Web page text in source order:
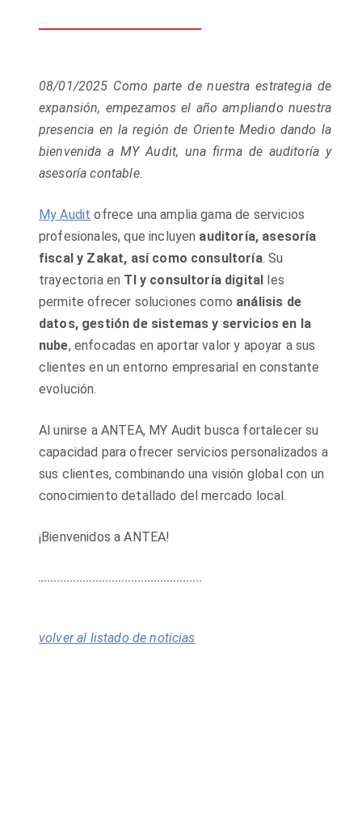
08/01/2025 Como parte de nuestra estrategia de
expansión, empezamos el año ampliando nuestra
presencia en la región de Oriente Medio dando la
bienvenida a MY Audit, una firma de auditoría y
asesoría contable.
My Audit ofrece una amplia gama de servicios
profesionales, que incluyen auditoría, asesoría
fiscal y Zakat, así como consultoría. Su
trayectoria en TI y consultoría digital les
permite ofrecer soluciones como análisis de
datos, gestión de sistemas y servicios en la
nube, enfocadas en aportar valor y apoyar a sus
clientes en un entorno empresarial en constante
evolución.
Al unirse a ANTEA, MY Audit busca fortalecer su
capacidad para ofrecer servicios personalizados a
sus clientes, combinando una visión global con un
conocimiento detallado del mercado local.
¡Bienvenidos a ANTEA!
volver al listado de noticias